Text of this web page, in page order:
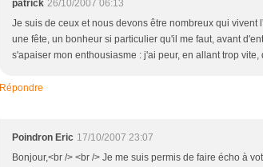
patrick 26/10/2007 06:13
Je suis de ceux et nous devons être nombreux qui
une fête, un bonheur si particulier qu'il me faut, avant
s'apaiser mon enthousiasme : j'ai peur, en allant trop
Répondre
Poindron Eric 17/10/2007 23:07
Bonjour,<br /> <br /> Je me suis permis de faire écho à